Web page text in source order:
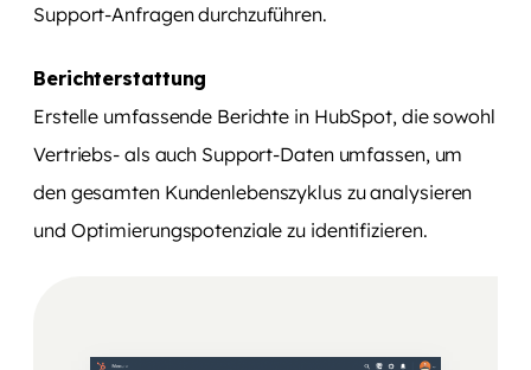
Support-Anfragen durchzuführen.
Berichterstattung
Erstelle umfassende Berichte in HubSpot, die sowohl
Vertriebs- als auch Support-Daten umfassen, um
den gesamten Kundenlebenszyklus zu analysieren
und Optimierungspotenziale zu identifizieren.